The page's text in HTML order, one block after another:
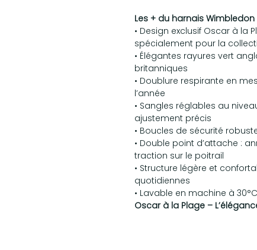
Les + du harnais Wimbledon
• Design exclusif Oscar à la
spécialement pour la
• Élégantes rayures vert
britanniques
• Doublure respirante en
l’année
• Sangles réglables au
ajustement précis
• Boucles de sécurité
• Double point d’attache :
traction sur le poitrail
• Structure légère et
quotidiennes
• Lavable en machine à 30°C
Oscar à la Plage –